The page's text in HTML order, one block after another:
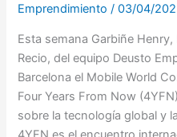
Emprendimiento/03/04/
Esta semana Garbiñe
Recio, del equipo Deusto
Barcelona el Mobile World
Four Years From Now
sobre la tecnología global y